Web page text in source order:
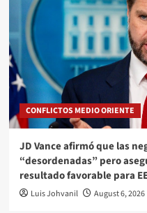
CONFLICTOS MEDIO ORIENTE
JD Vance afirmó que las
“desordenadas” pero
resultado favorable para
Luis Johvanil August 6, 2026